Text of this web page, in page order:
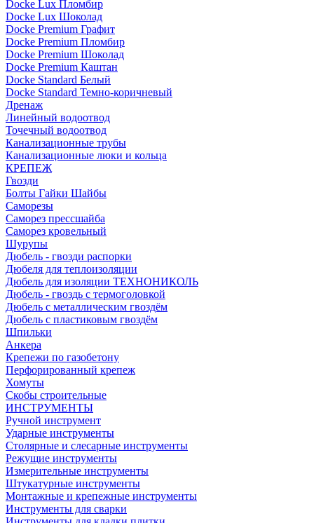
Docke Lux Пломбир
Docke Lux Шоколад
Docke Premium Графит
Docke Premium Пломбир
Docke Premium Шоколад
Docke Premium Каштан
Docke Standard Белый
Docke Standard Темно-коричневый
Дренаж
Линейный водоотвод
Точечный водоотвод
Канализационные трубы
Канализационные люки и кольца
КРЕПЕЖ
Гвозди
Болты Гайки Шайбы
Саморезы
Саморез прессшайба
Саморез кровельный
Шурупы
Дюбель - гвозди распорки
Дюбеля для теплоизоляции
Дюбель для изоляции ТЕХНОНИКОЛЬ
Дюбель - гвоздь с термоголовкой
Дюбель с металлическим гвоздём
Дюбель с пластиковым гвоздём
Шпильки
Анкера
Крепежи по газобетону
Перфорированный крепеж
Хомуты
Скобы строительные
ИНСТРУМЕНТЫ
Ручной инструмент
Ударные инструменты
Столярные и слесарные инструменты
Режущие инструменты
Измерительные инструменты
Штукатурные инструменты
Монтажные и крепежные инструменты
Инструменты для сварки